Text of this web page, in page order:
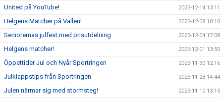
United på YouTube! 2023-12-14 13:11
Helgens Matcher på Vallen! 2023-12-08 10:10
Seniorernas julfest med prisutdelning 2023-12-04 17:08
Helgens matcher! 2023-12-01 13:50
Öppettider Jul och Nyår Sportringen 2023-11-30 12:16
Julklappstips från Sportringen 2023-11-28 14:44
Julen närmar sig med stormsteg! 2023-11-10 13:15